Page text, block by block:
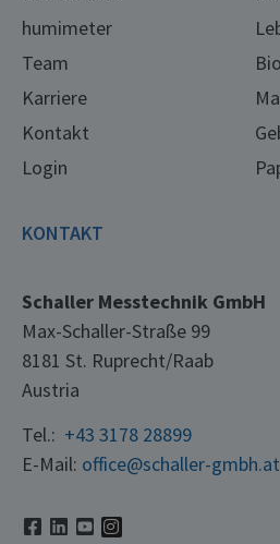
humimeter
Team
Karriere
Kontakt
Login
KONTAKT
Schaller Messtechnik GmbH
Max-Schaller-Straße 99
8181 St. Ruprecht/Raab
Austria
Tel.: +43 3178 28899
E-Mail: office@schaller-gmbh.at